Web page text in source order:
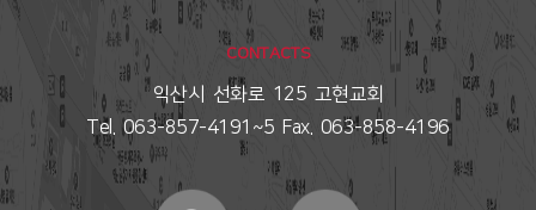
CONTACTS
익산시 선화로 125 고현교회
Tel. 063-857-4191~5 Fax. 063-858-4196